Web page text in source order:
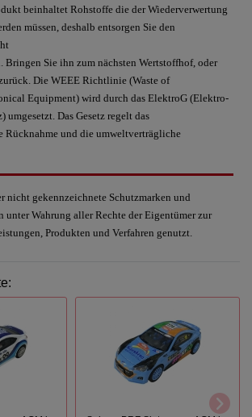
beinhaltet Rohstoffe die der Wiederverwertung
müssen, deshalb entsorgen Sie den
Sie ihn zum nächsten Wertstoffhof, oder
zurück. Die WEEE Richtlinie (Waste of
Equipment) wird durch das ElektroG (Elektro-
umgesetzt. Das Gesetz regelt das
Rücknahme und die umweltverträgliche
gekennzeichnete Schutzmarken und
unter Wahrung aller Rechte der Eigentümer zur
Produkten und Verfahren genutzt.